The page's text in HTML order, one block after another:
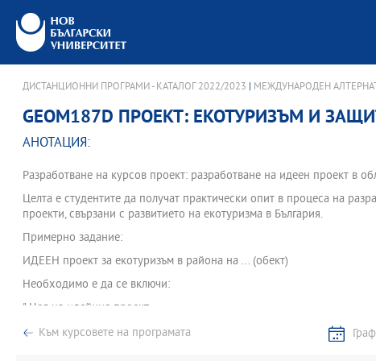
ДИСТАНЦИОННИ ПРОГРАМИ - КАТАЛОГ 2022/2023 МЕЖДУНАРОДЕН
GEOM187D ПРОЕКТ: ЕКОТУРИЗЪМ И
АНОТАЦИЯ:
Разработване на курсов проект: разработване на идеен проект в
Целта е студентите да получат практически опит в процеса на
проекти, свързани с развитието на екотуризма в България.
Примерно задание:
ИДЕЕН проект за екотуризъм в района на ... (обект)
Необходимо е да се включи:
" Цел на идейния проект
" Задачи за постигането й
Към курсовете на програмата